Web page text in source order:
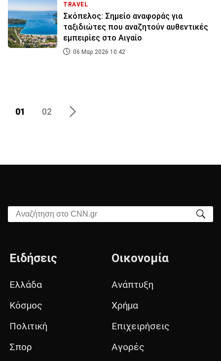
TRAVEL
Σκόπελος: Σημείο αναφοράς για
ταξιδιώτες που αναζητούν αυθεντικές
εμπειρίες στο Αιγαίο
06 Μαρ 2026 10:42
01 02
Αναζήτηση στο CNN.gr
Ειδήσεις
Ελλάδα
Κόσμος
Πολιτική
Σπορ
Οικονομία
Ανάπτυξη
Χρήμα
Επιχειρήσεις
Αγορές